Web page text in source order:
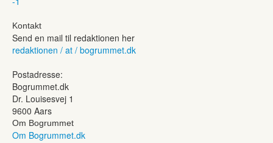
Kontakt
Send en mail til redaktionen her
redaktionen / at / bogrummet.dk
Postadresse:
Bogrummet.dk
Dr. Louisesvej 1
9600 Aars
Om Bogrummet
Om Bogrummet.dk